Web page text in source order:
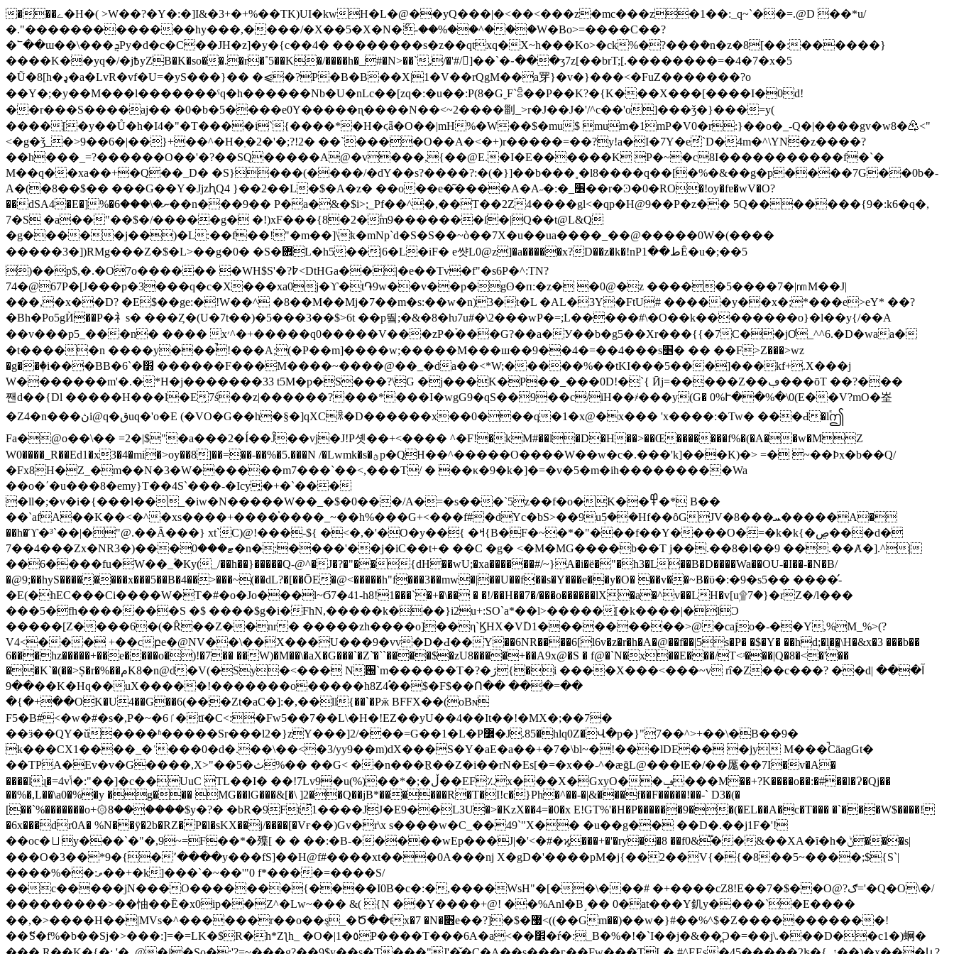
���ے�H�( >W��?�Y�:�]I&�3+�+%��TK)UI�kwH�L�@��yQ���|�<��<���z�mc���z�1��:_q~`��=.@D ��*u/
�."�������������hy���,����/�X��5�X�N�ޯ-��%��^���W�Bo>=����C��?
�՟��ɯ��\���ܯPy�d�c�C��JH�z]�y�{c��4� ��������s�z��qtxq�X~h���Ko>�ck%�?���ܳ�n�z�8[��:������}
����K��yq�/�j߿yZB�K�so��.�r�˚5��K�/����h�_#�N>��`,/�'#/􏜆]��`�֊���ӡ7z[��brT;[.��������=�4�7�x�5
�Ũ�8[h�ډ�a�LvR�vf�U=�yS���}�� �⩿�?P�B�B��X|1�V��rQgM��a䍓}�v�}���<�FuZ�������?o
��Y�;�y��M���l�������ˤq�h������Nb�U�nLc��[zq�:�u��:P(8�GˬF`ꈮ��P��K?�{K���X���[����I�0d!
��r���S����aj�� �0�b�5����e0Y�����ɳ����N��<~2����㓯_>r�J��J�'/^c��'o]���ǯ�}���=y(
����[�y��Ů�h�I4�"�T����i`{����*�H�ϛǟ�O��|mH%�W��$�mu$ mum�1mP�V0�r:}��o�_-Q�|����gv�w8�♷<"
<�g�ǯ_�>9��6�|��}+��^�H�ֽ�2�'�;?!2� ��`����O��A�<�+)r�����=��?y!a�I�7Y�e̓`D�4m�^\YN�z����?
��h���_=?������O��'�?��SQ�����A@�v���,{��@E.�I�E������K P�~�c8I�����������f�`�
M��q��xa��+�Q��_D� �S}���(����/�dY��s?����?:�(�}]��b���˳�l8����q��[�%�&��g�p����7G��0b�-
A�(�8��$�� ���G��Y�JjzԧQ4 }��2��L�$�A�z� ��o��e�͂����A�A˶�:�_׶��r�Ͽ�0�RO�!oy�fɐ�wV�O?
��dSA4�E�]%�ނ�\���6��n���9�� P�a�&�$i>;_Pf��^�,��T��2Z4����gl<�qp�H@9��P�z�� 5Q�������{9�:k6�q�,
7�S �a��"��$�/�����g� �!)xF���{8�2�ؖm9�������ſ�|Q��t@L&Q
�g�����j��)�L:��f��!"�m��]\ҟ�mNp`d�S�S��~ò��7X�u��ua����_��@�����0W�(����
�����3�])RMg���Z�$�L>��g�0� �S�܎L�h5��|6�L�iF� e썃L0@z]�a�����x?D��z�k�!nPط��1Ȇ�u�;��5
)��p$,�.�O7o������ �WH$S'�?߈<DtHGa��|�e��Tv�f"�s6P�^:TN?
74�@67P�[J���p�3���q�c�X���xa0j�ϒ�t֏9w��v��p�gʘ�п:�z� �0@�z �����5����7�|㎚M��J|
���,�x��D? �E$��gе:�!W��^ �8��M��Mj�7��m�s:��w�n)3�t�L �AL�3Y�FtU# �����y��x�;*���e>eY* ��?
�Bh�Po5gЍ��P�⺭s� ���Ȥ�(U�7t��)�5���3��$>6t ��p뛐;�&�8�ƕ7u#�\2���wP�=;L�����#\�O��k��������o}�l��y{/��A
��v���p5_���n� ���� x׳^�+�����q0�����V���zP�֒���G?��a�У��b�g5��Xr���{{�7C��jƠ_^^6.�D�waa�
�t�����n ����y���̚!���A;(�P��m]����w;�����M���ш��9��4�=��4���s׵� �� ��F>Z���>wz
�g��ٖ�i���BB�6`�׻ ������F���M����~����@��_�da��<*W;�����%��tKI���5���]���kf+.X���j
W�������m'�.�*H�j�������33 t5M�p�S���?\G �j���K�P��_���0D!�`{ Ӣj=�����Z��ڢ���ōT ��?���
짼d��{Dl �����H���l�E̗7ś��z|������?���*���I�wgG9�qS��9��c/іН��҂���y(G� 0%Ւ��%�\0(E��V?mO�峑
�Z4�n���ڽi@q�قuq�'o�E (�VO�G��h�§�]qXCꍮ�D������x��0���q�1�x@�x��� 'x����:�Tw� ���Ԁ�l֕ဤ
Fa�@o��\�� =2�|$"�a���2�Í��Ĵ��vj�J!P솃��+<���� ^�F!�kM#��l�D�H��>��Œ�������f%�(�A��w�MZ
W0����_R��Ed1�x3�4�mi�>oy��8]��=��-��%�5.���N /�Lwmk�s�ؿp�QH��^�����O����W��w�c�.���'k]���K)�> =� ~��Ϸx�b��Q/
�Fx8H�Z_�m��N�3�W������m7���`��<,���T/ � ��κ�9�k�]�=�v�5�m�ih���������Wa
��o�ʹ�u���8�emy}T��4S`���-�Icy̦�+�`���
�ll�;�v�i�{���l��_�iw�N�����W��_�$�0���/A�=�s���`5z��f�o�K��߾�* B��
��`afA��K��<�^�xs����+����֓����_~��h%���G+<���f#�dYc�bS>��9uܲ5��Hf��ȏGJV�8���ܚ�����A�
��h�ϓ�³`��|�"@.��Ȃ���} xt`C)@!���-${ �<�,�'�O�y��{ �ߞ{B�F�~�*�"���f��Y����O�=�k�k{�ڝ���d�
7��4���Zx�NRޓ���0���(�3�n�;����'��j�iC��t+� ��C �g� <�M�MG����b��T j��.��8�l��9 ��.��Ⱥ�].^|
��6����fu�W��_۫�Кy(_/��h��}�����Q-@^�J�?�"��{dH��wU;�xa������#/~}A�i�ë�"�h3�L��B�D����Wa��OU-�I��-�N�B/
�@9;��hyS��������x���5��B�4��>���~(��dL?�[��ŌE�@<�����h"f���3��mw�|��U��f��s�Y���e��y�O� ��v��~B�ϋ�:�9�s5�� ����̛-
�E(�hEC���Ci����W�T�#�o�Jo���l~Ϭ7�41-h8!1���`�+�\�� � �!/��H��7�/���o������lX�a�^v��LH�v[u۩ۭ7�}�rZ�/l���
���5�fh�������S �$ ����$g�i�FhN,�����k���}i2u+:SO`a*��l>�����[�k����|�lϽ
�����[Z����6�(�Ȓ��Z��nr� �����zh����o]��η`ϏHX�VٚD1���������>@�cajo�-��Y,%M_%>(?
V4<��� +��cբe�@NV��\��X���U���9�vv�D�Ԁ��Y��6NR����6[l6v�z�r�h�A�@��f��|5s�P� �$�Y� ��hd;�l̞��̺\H�&x�3 ���b��
6���hz�����+��e����o�)!�7�� ��W)�M��\�aX�G���`�Z`͐�``����$�zU8����+��A9x@�S � f@�`N�x��E���/T<ʴ���|Q�8�<�'��
��K`�(��>Ș�r�%��مK8�n@d�V(�Sy�<��� N԰`m������T�?�ژ{�i ����X���<���~v rî�Z��c���? ��dآ��� |
��9��K�Hq��uX�����!�������o�����h8Z4֠��$�F$��Ո�� ���=��
�{�+��OK�U4��G��׃��)6�Zt�aC�]:�,��ll{��`�Pӝ BFFX��(oBɴ
F5�B#<�w�#�s�,P�~�ٵ6�tī�C<:�Fw5��7��L\�H�!EZ��yU��4��It��!�MX�;��7�
��ӟ��QY�ǔ����ʱ�����Sr���l2�}zY���]2/���=G��1�L�P߼�J.85�hlq0Z�Վ�p�}"7��^>+��\�B��9�
k���CX1����_�ʿ���0�d�.��\��<�3/yy9��m)dX���S�Y�aE�a��+�7�\bl~�!���lDE�� �jy M���̚CäagGt�
��TPA�Ev�v�G����,X>"��5�ث%�� ��G< ��n���Ṟ��Z�i��rN�Εs[�=�x��-^�æğL@���lE�/��厖��7I�v�A�
����lɻ�=4vݳ�:"��]�c��UuC TL��I� ��!7Lv9�u(%)��*�;�ڵ��EF؉x���X�GxyO��ݡ���M��+?K����o��:�#��l�Ɂ�Qj��
��%�,L��\a0�%�y �g��� MG��lG���&[�\ ]2��Q��jB*������R�T�I!c�}Ph�^��-�|&���f��F�����!��-` D3�(�
[��`%�������o+۞8������$y�?� �bR�9Ft͆1����JJ�E9��LЗU�>�KzX��4=�0�x E!GT%'�H�P������9��(�EL��A�c�T��� �`���W$����!
�6x���dr0A� %N��ÿ�2b�RZ�P�l�sKX��j/����[�Vғ��)Gv�r\x s����w�C_��49`"X�� �u��g�� ��D�.��j1F�'!
��oc�⨆y���`�"�,9~=F��*�㱷[ � � ��:�B-�����wEp���J|�'<�#�ϗ���+�'�ry��8 ��f0&֟��&��XA�ȋ�h�ݨ���s|
���O�3��*9�{�՚����y���fS]��H@f#����xt���0A���͏nj X�gD�'����pM�j{��2��V{�{�8��5~����;${S`|
����%��:ވ��+�k]���`�~��'"0 f*����=����S/
��c�����jN���O�������{����I0B�c�:�,����WsH"�[��\���# �+����cZ8!E��7�$��O@?ګ='�Q�O\�/
���������>��怞��Ȅ�x0ip��Z^�Lw~��� &( {ٜN ��Y����+@! ��%Anl�B˼�� 0�at���Y釠y����`�E����
��,�>����H��|MVs�^������r��o��ȿ_�Ծ��tx�7 �N�׋e��?]�$�޷<((��Gm��)��w�}#��%^$�Z�����������!
��ޭS�f%�b��Sj�>���:]=�=LK�$R�h*Zƪh_ �O�|1�٥P����T���6A�a<��׾�ŕ�:_B�%�!�`I��j�&��̪Ͻ�=��j\.���D��c1�)蛧�